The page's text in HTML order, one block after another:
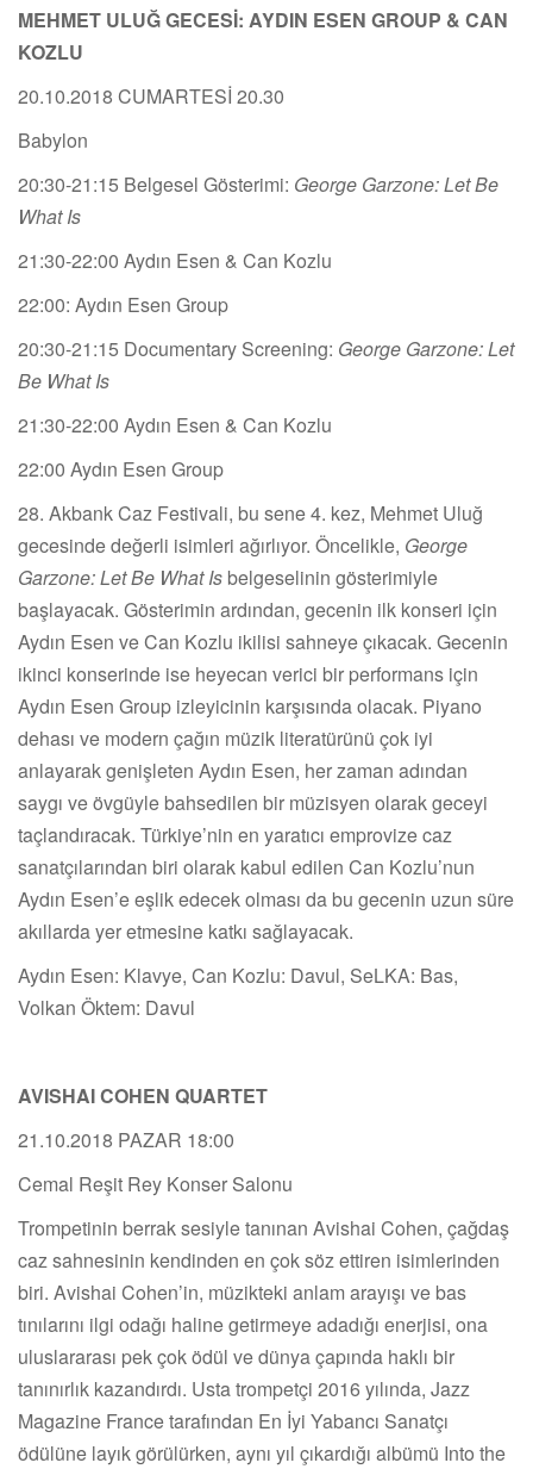
MEHMET ULUĞ GECESİ: AYDIN ESEN GROUP & CAN
KOZLU
20.10.2018 CUMARTESİ 20.30
Babylon
20:30-21:15 Belgesel Gösterimi: George Garzone: Let Be
What Is
21:30-22:00 Aydın Esen & Can Kozlu
22:00: Aydın Esen Group
20:30-21:15 Documentary Screening: George Garzone: Let
Be What Is
21:30-22:00 Aydın Esen & Can Kozlu
22:00 Aydın Esen Group
28. Akbank Caz Festivali, bu sene 4. kez, Mehmet Uluğ
gecesinde değerli isimleri ağırlıyor. Öncelikle, George
Garzone: Let Be What Is belgeselinin gösterimiyle
başlayacak. Gösterimin ardından, gecenin ilk konseri için
Aydın Esen ve Can Kozlu ikilisi sahneye çıkacak. Gecenin
ikinci konserinde ise heyecan verici bir performans için
Aydın Esen Group izleyicinin karşısında olacak. Piyano
dehası ve modern çağın müzik literatürünü çok iyi
anlayarak genişleten Aydın Esen, her zaman adından
saygı ve övgüyle bahsedilen bir müzisyen olarak geceyi
taçlandıracak. Türkiye’nin en yaratıcı emprovize caz
sanatçılarından biri olarak kabul edilen Can Kozlu’nun
Aydın Esen’e eşlik edecek olması da bu gecenin uzun süre
akıllarda yer etmesine katkı sağlayacak.
Aydın Esen: Klavye, Can Kozlu: Davul, SeLKA: Bas,
Volkan Öktem: Davul
AVISHAI COHEN QUARTET
21.10.2018 PAZAR 18:00
Cemal Reşit Rey Konser Salonu
Trompetinin berrak sesiyle tanınan Avishai Cohen, çağdaş
caz sahnesinin kendinden en çok söz ettiren isimlerinden
biri. Avishai Cohen’in, müzikteki anlam arayışı ve bas
tınılarını ilgi odağı haline getirmeye adadığı enerjisi, ona
uluslararası pek çok ödül ve dünya çapında haklı bir
tanınırlık kazandırdı. Usta trompetçi 2016 yılında, Jazz
Magazine France tarafından En İyi Yabancı Sanatçı
ödülüne layık görülürken, aynı yıl çıkardığı albümü Into the